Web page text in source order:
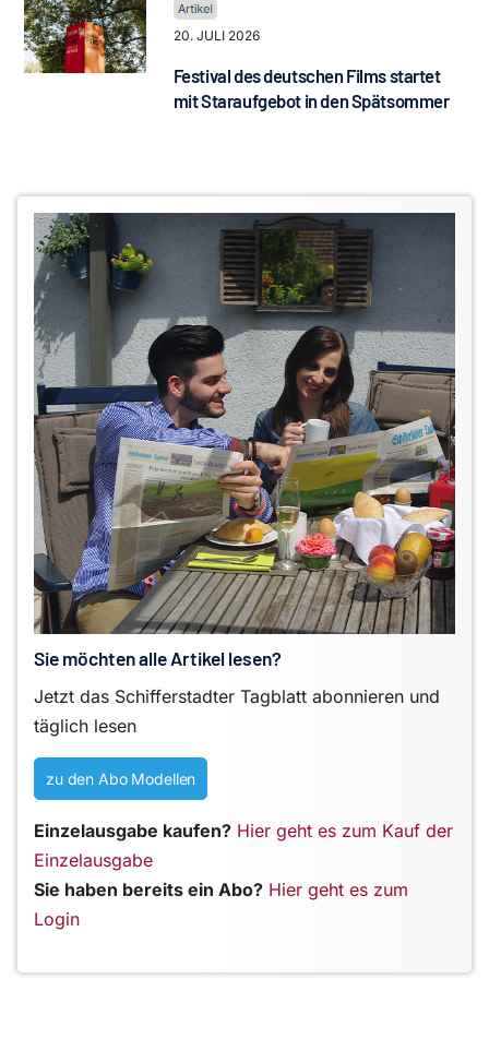
20. JULI 2026
Festival des deutschen Films startet
mit Staraufgebot in den Spätsommer
Sie möchten alle Artikel lesen?
Jetzt das Schifferstadter Tagblatt abonnieren und
täglich lesen
zu den Abo Modellen
Einzelausgabe kaufen? Hier geht es zum Kauf der
Einzelausgabe
Sie haben bereits ein Abo? Hier geht es zum
Login